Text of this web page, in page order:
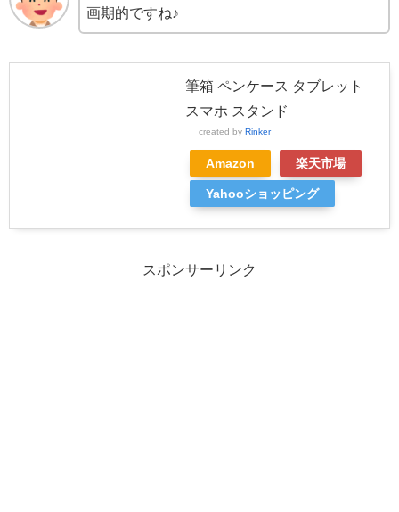
画期的ですね♪
筆箱 ペンケース タブレット
スマホ スタンド
created by Rinker
Amazon 楽天市場
Yahooショッピング
スポンサーリンク